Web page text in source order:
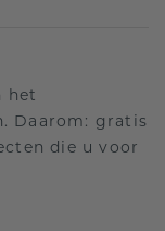
het
Daarom: gratis
die u voor